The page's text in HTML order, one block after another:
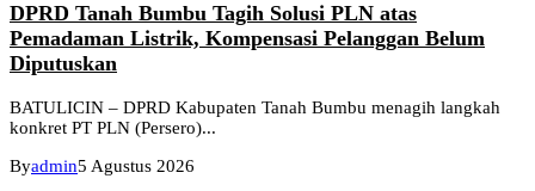
DPRD Tanah Bumbu Tagih Solusi PLN atas
Pemadaman Listrik, Kompensasi Pelanggan Belum
Diputuskan
BATULICIN – DPRD Kabupaten Tanah Bumbu menagih langkah
konkret PT PLN (Persero)...
Byadmin5 Agustus 2026